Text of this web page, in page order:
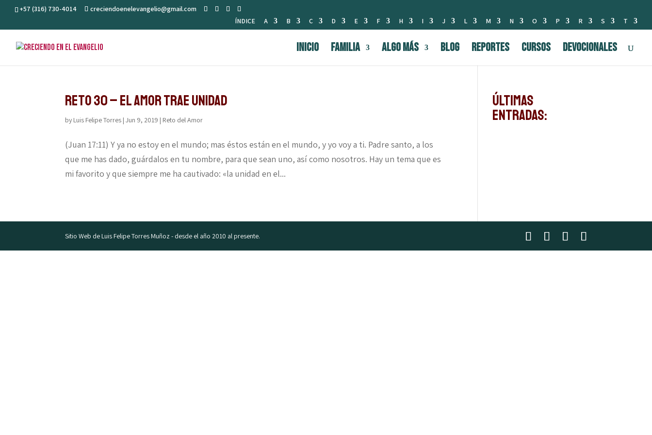
+57 (316) 730-4014
creciendoenelevangelio@gmail.com
ÍNDICE
A B C D E F H I J L M N O P R S T
INICIO FAMILIA Algo Más BLOG Reportes Cursos Devocionales
Reto 30 – El amor trae unidad
by Luis Felipe Torres |Jun 9, 2019 | Reto del Amor
(Juan 17:11) Y ya no estoy en el mundo; mas éstos están en el mundo, y yo voy a ti. Padre santo, a los
que me has dado, guárdalos en tu nombre, para que sean uno, así como nosotros. Hay un tema que es
mi favorito y que siempre me ha cautivado: «la unidad en el...
Últimas
Entradas:
Sitio Web de Luis Felipe Torres Muñoz - desde el año 2010 al presente.